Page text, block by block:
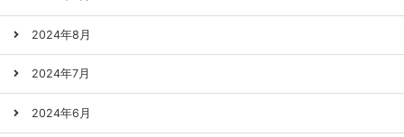
2024年8月
2024年7月
2024年6月